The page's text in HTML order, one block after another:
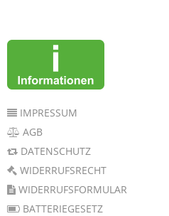
IMPRESSUM
AGB
DATENSCHUTZ
WIDERRUFSRECHT
WIDERRUFSFORMULAR
BATTERIEGESETZ